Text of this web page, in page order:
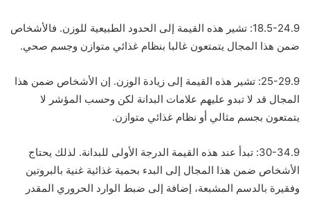
18.5-24.9: تشير هذه القيمة إلى الحدود الطبيعية للوزن. فالأشخاص
ضمن هذا المجال يتمتعون غالبا بنظام غذائي متوازن وجسم صحي.
25-29.9: تشير هذه القيمة إلى زيادة الوزن. إن الأشخاص ضمن هذا
المجال قد لا تبدو عليهم علامات البدانة لكن وحسب المؤشر لا
يتمتعون بجسم مثالي أو نظام غذائي متوازن.
30-34.9: تبدأ عند هذه القيمة الدرجة الأولى للبدانة. لذلك يحتاج
الأشخاص ضمن هذا المجال إلى البدء بحمية غذائية غنية بالبروتين
وفقيرة بالدسم المشبعة، إضافة إلى ضبط الوارد الحروري المقدر